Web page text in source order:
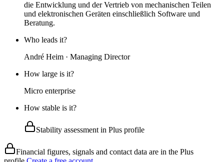
die Entwicklung und der Vertrieb von mechanischen Teilen
und elektronischen Geräten einschließlich Software und
Beratung.
Who leads it?
André Heim · Managing Director
How large is it?
Micro enterprise
How stable is it?
Stability assessment in Plus profile
Financial figures, signals and contact data are in the Plus